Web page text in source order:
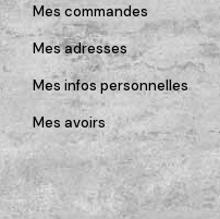
Mes commandes
Mes adresses
Mes infos personnelles
Mes avoirs